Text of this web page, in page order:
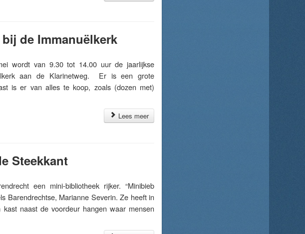
de Immanuëlkerk
wordt van 9.30 tot 14.00 uur de jaarlijkse
aan de Klarinetweg. Er is een grote
is er van alles te koop, zoals (dozen met)
Lees meer
Steekkant
een mini-bibliotheek rijker. “Minibieb
Barendrechtse, Marianne Severin. Ze heeft in
naast de voordeur hangen waar mensen